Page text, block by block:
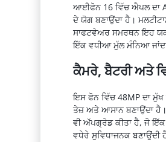
ਆਈਫੋਨ16 ਵਿੱਚਐਪਲਦਾ
ਦੇਯੋਗ ਬਣਾਉਂਦਾ ਹੈ।
ਸਾਫਟਵੇਅਰ ਸਮਰਥਨ ਇਹ
ਇੱਕ ਵਧੀਆ ਮੁੱਲ ਮੰਨਿਆ
ਕੈਮਰੇ, ਬੈਟਰੀ ਅਤੇ
ਇਸ ਫੋਨ ਵਿੱਚ 48MP ਦਾ
ਤੇਜ਼ ਅਤੇ ਆਸਾਨ ਬਣਾਉਂਦਾ
ਵੀਅੱਪਗ੍ਰੇਡਕੀਤਾ ਹੈ, ਜੋ
ਵਧੇਰੇ ਸੁਵਿਧਾਜਨਕਬਣਾਉਂਦੀ